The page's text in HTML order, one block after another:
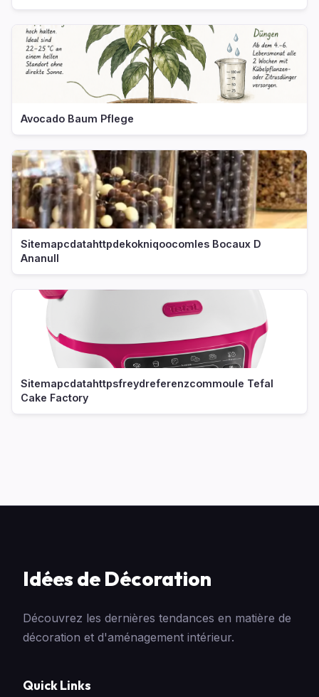
Avocado Baum Pflege
Sitemapcdatahttpdekokniqoocomles Bocaux D
Ananull
Sitemapcdatahttpsfreydreferenzcommoule Tefal
Cake Factory
Idées de Décoration
Découvrez les dernières tendances en matière de
décoration et d'aménagement intérieur.
Quick Links